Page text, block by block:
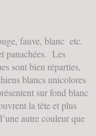
fauve, blanc etc.
panachées. Les
sont bien réparties,
blancs unicolores
sur fond blanc
la tête et plus
autre couleur que